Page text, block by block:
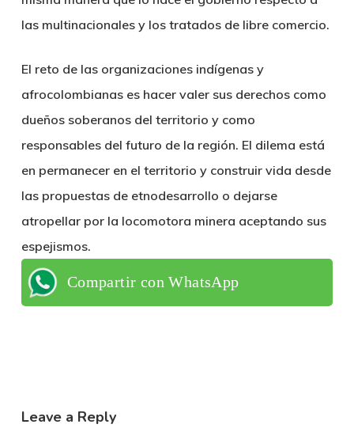
las multinacionales y los tratados de libre comercio.
El reto de las organizaciones indígenas y
afrocolombianas es hacer valer sus derechos como
dueños soberanos del territorio y como
responsables del futuro de la región. El dilema está
en permanecer en el territorio y construir vida desde
las propuestas de etnodesarrollo o dejarse
atropellar por la locomotora minera aceptando sus
espejismos.
Compartir con WhatsApp
Leave a Reply